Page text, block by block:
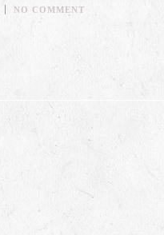
NO COMMENT